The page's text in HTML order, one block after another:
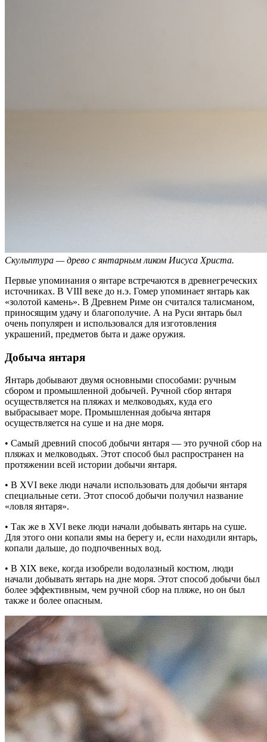
Скульптура — древо с янтарным ликом Иисуса Христа.
Первые упоминания о янтаре встречаются в древнегреческих
источниках. В VIII веке до н.э. Гомер упоминает янтарь как
«золотой камень». В Древнем Риме он считался талисманом,
приносящим удачу и благополучие. А на Руси янтарь был
очень популярен и использовался для изготовления
украшений, предметов быта и даже оружия.
Добыча янтаря
Янтарь добывают двумя основными способами: ручным
сбором и промышленной добычей. Ручной сбор янтаря
осуществляется на пляжах и мелководьях, куда его
выбрасывает море. Промышленная добыча янтаря
осуществляется на суше и на дне моря.
• Самый древний способ добычи янтаря — это ручной сбор на
пляжах и мелководьях. Этот способ был распространен на
протяжении всей истории добычи янтаря.
• В XVI веке люди начали использовать для добычи янтаря
специальные сети. Этот способ добычи получил название
«ловля янтаря».
• Так же в XVI веке люди начали добывать янтарь на суше.
Для этого они копали ямы на берегу и, если находили янтарь,
копали дальше, до подпочвенных вод.
• В XIX веке, когда изобрели водолазный костюм, люди
начали добывать янтарь на дне моря. Этот способ добычи был
более эффективным, чем ручной сбор на пляже, но он был
также и более опасным.